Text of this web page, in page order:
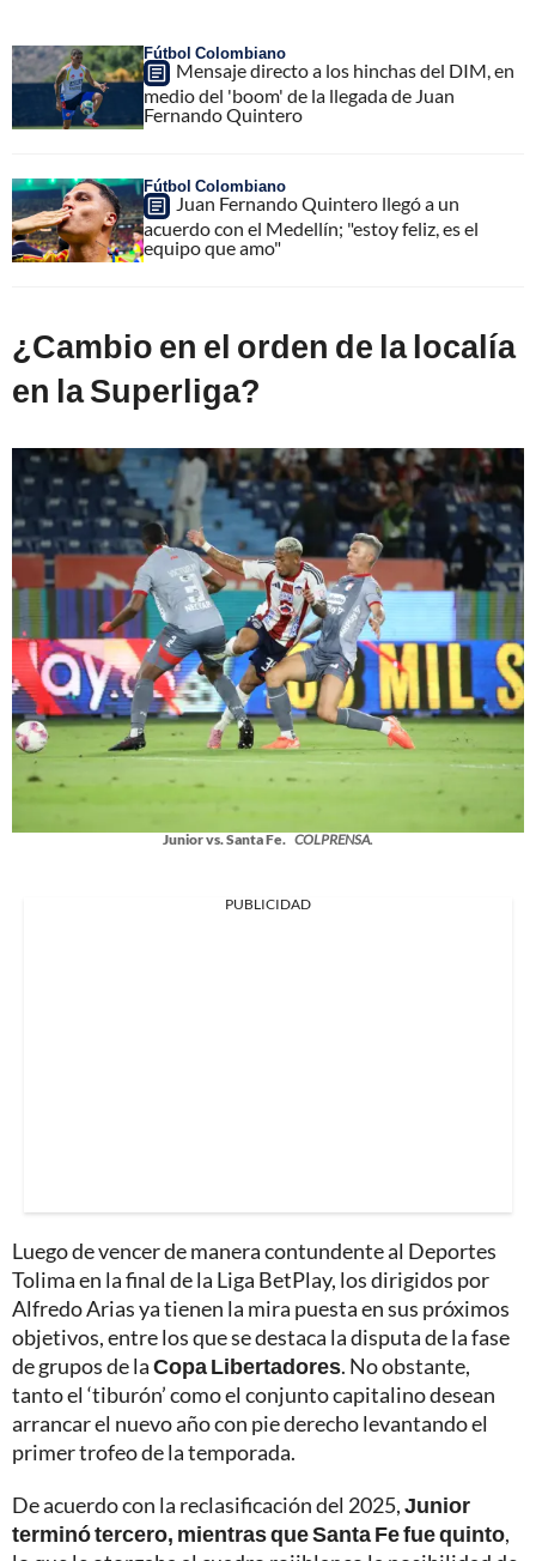
Fútbol Colombiano
Mensaje directo a los hinchas del DIM, en
medio del 'boom' de la llegada de Juan
Fernando Quintero
Fútbol Colombiano
Juan Fernando Quintero llegó a un
acuerdo con el Medellín; "estoy feliz, es el
equipo que amo"
¿Cambio en el orden de la localía
en la Superliga?
Junior vs. Santa Fe. COLPRENSA.
PUBLICIDAD
Luego de vencer de manera contundente al Deportes
Tolima en la final de la Liga BetPlay, los dirigidos por
Alfredo Arias ya tienen la mira puesta en sus próximos
objetivos, entre los que se destaca la disputa de la fase
de grupos de laCopa Libertadores. No obstante,
tanto el ‘tiburón’ como el conjunto capitalino desean
arrancar el nuevo año con pie derecho levantando el
primer trofeo de la temporada.
De acuerdo con la reclasificación del 2025,Junior
terminó tercero, mientras que Santa Fe fue quinto,